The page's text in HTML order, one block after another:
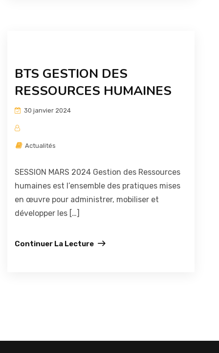
BTS GESTION DES
RESSOURCES HUMAINES
30 janvier 2024
Actualités
SESSION MARS 2024 Gestion des Ressources
humaines est l’ensemble des pratiques mises
en œuvre pour administrer, mobiliser et
développer les […]
Continuer La Lecture